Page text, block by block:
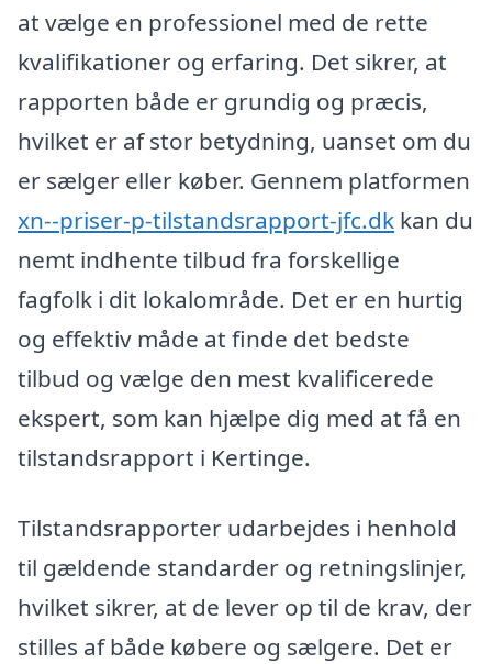
at vælge en professionel med de rette
kvalifikationer og erfaring. Det sikrer, at
rapporten både er grundig og præcis,
hvilket er af stor betydning, uanset om du
er sælger eller køber. Gennem platformen
xn--priser-p-tilstandsrapport-jfc.dk kan du
nemt indhente tilbud fra forskellige
fagfolk i dit lokalområde. Det er en hurtig
og effektiv måde at finde det bedste
tilbud og vælge den mest kvalificerede
ekspert, som kan hjælpe dig med at få en
tilstandsrapport i Kertinge.
Tilstandsrapporter udarbejdes i henhold
til gældende standarder og retningslinjer,
hvilket sikrer, at de lever op til de krav, der
stilles af både købere og sælgere. Det er